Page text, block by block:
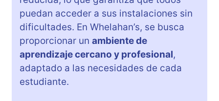
puedan acceder a sus instalaciones sin
dificultades. En Whelahan’s, se busca
proporcionar un ambiente de
aprendizaje cercano y profesional,
adaptado a las necesidades de cada
estudiante.